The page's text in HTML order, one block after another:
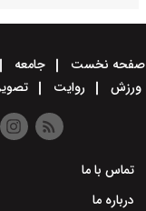
صفحه نخست جامعه
ورزش
روایت
تماس با ما
درباره ما